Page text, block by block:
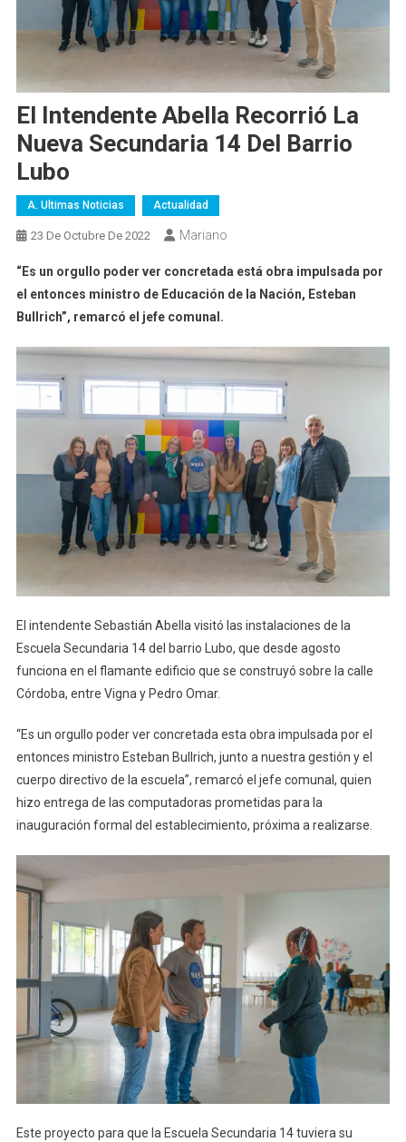
El Intendente Abella Recorrió La
Nueva Secundaria 14 Del Barrio
Lubo
A. Ultimas Noticias Actualidad
23 De Octubre De 2022 Mariano
“Es un orgullo poder ver concretada está obra impulsada por
el entonces ministro de Educación de la Nación, Esteban
Bullrich”, remarcó el jefe comunal.
El intendente Sebastián Abella visitó las instalaciones de la
Escuela Secundaria 14 del barrio Lubo, que desde agosto
funciona en el flamante edificio que se construyó sobre la calle
Córdoba, entre Vigna y Pedro Omar.
“Es un orgullo poder ver concretada esta obra impulsada por el
entonces ministro Esteban Bullrich, junto a nuestra gestión y el
cuerpo directivo de la escuela”, remarcó el jefe comunal, quien
hizo entrega de las computadoras prometidas para la
inauguración formal del establecimiento, próxima a realizarse.
Este proyecto para que la Escuela Secundaria 14 tuviera su